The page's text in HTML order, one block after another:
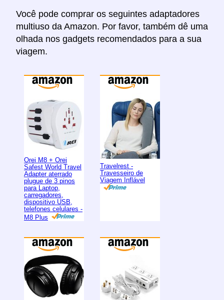
Você pode comprar os seguintes adaptadores
multiuso da Amazon. Por favor, também dê uma
olhada nos gadgets recomendados para a sua
viagem.
Orei M8 + Orei
Safest World Travel
Adapter aterrado
plugue de 3 pinos
para Laptop,
carregadores,
dispositivo USB,
telefones celulares -
M8 Plus
Travelrest -
Travesseiro de
Viagem Inflável